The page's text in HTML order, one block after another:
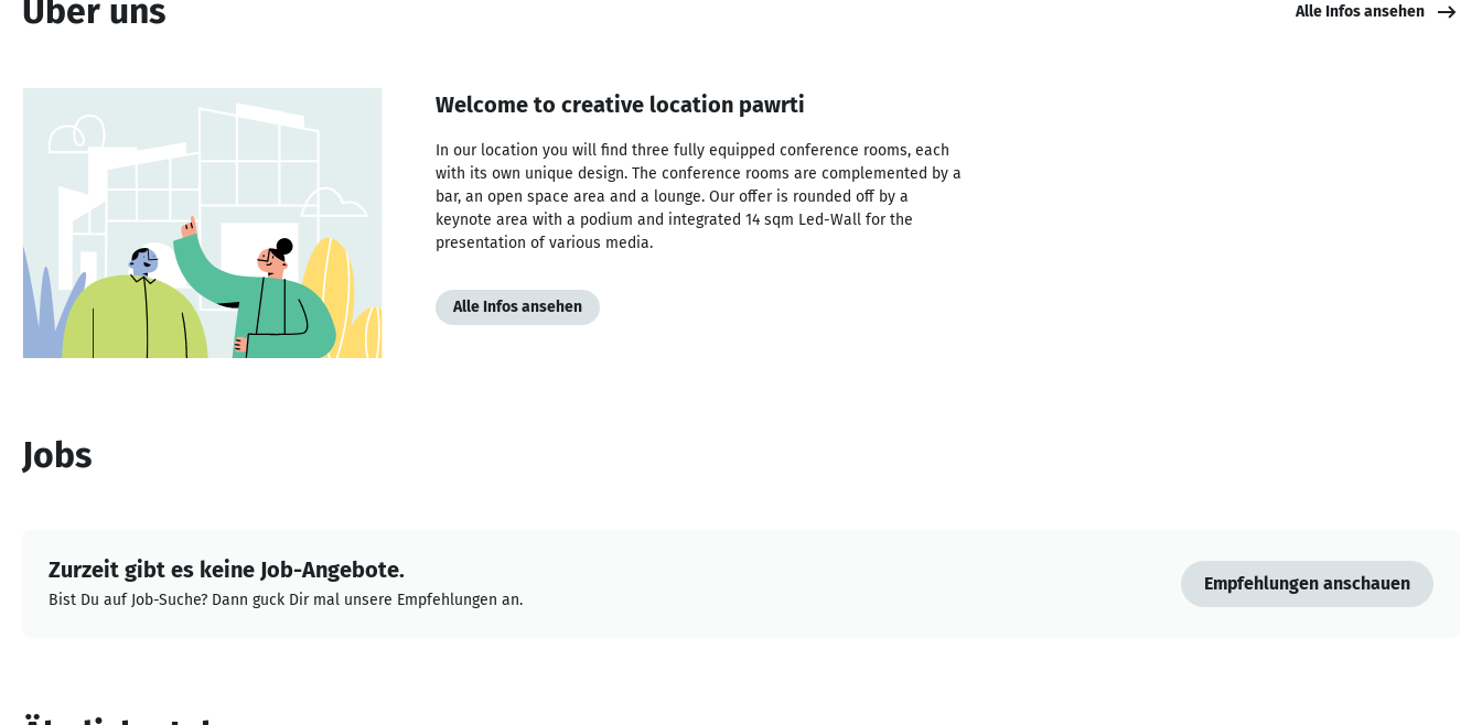
Über uns Alle Infos ansehen
Welcome to creative location pawrti
In our location you will find three fully equipped conference rooms, each
with its own unique design. The conference rooms are complemented by a
bar, an open space area and a lounge. Our offer is rounded off by a
keynote area with a podium and integrated 14 sqm Led-Wall for the
presentation of various media.
Alle Infos ansehen
Jobs
Zurzeit gibt es keine Job-Angebote.
Bist Du auf Job-Suche? Dann guck Dir mal unsere Empfehlungen an.
Empfehlungen anschauen